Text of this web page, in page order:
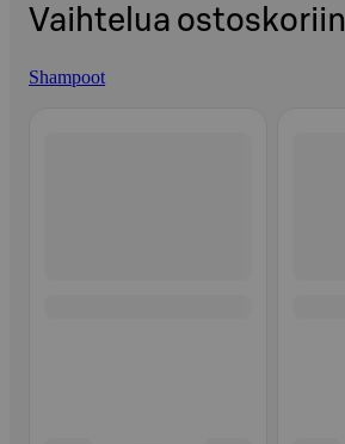
Vaihtelua ostoskoriin
Shampoot